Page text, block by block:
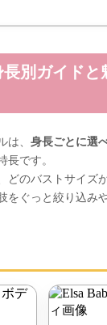
長別ガイドと
は、 身長ごとに選
長です。
どのバストサイズ
をぐっと絞り込み